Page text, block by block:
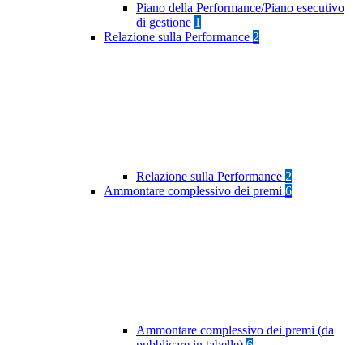
Piano della Performance/Piano esecutivo
di gestione 1
Relazione sulla Performance 2
Relazione sulla Performance 2
Ammontare complessivo dei premi 6
Ammontare complessivo dei premi (da